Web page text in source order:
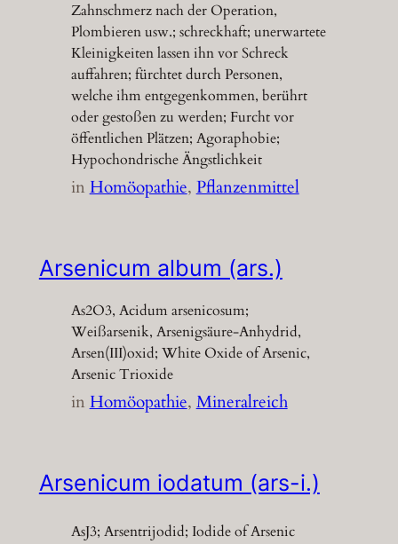
Zahnschmerz nach der Operation,
Plombieren usw.; schreckhaft; unerwartete
Kleinigkeiten lassen ihn vor Schreck
auffahren; fürchtet durch Personen,
welche ihm entgegenkommen, berührt
oder gestoßen zu werden; Furcht vor
öffentlichen Plätzen; Agoraphobie;
Hypochondrische Ängstlichkeit
inHomöopathie, Pflanzenmittel
Arsenicum album (ars.)
As2O3, Acidum arsenicosum;
Weißarsenik, Arsenigsäure-Anhydrid,
Arsen(III)oxid; White Oxide of Arsenic,
Arsenic Trioxide
inHomöopathie, Mineralreich
Arsenicum iodatum (ars-i.)
AsJ3; Arsentrijodid; Iodide of Arsenic